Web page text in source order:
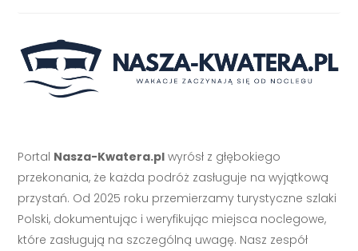
Portal Nasza-Kwatera.pl wyrósł z głębokiego
przekonania, że każda podróż zasługuje na wyjątkową
przystań. Od 2025 roku przemierzamy turystyczne szlaki
Polski, dokumentując i weryfikując miejsca noclegowe,
które zasługują na szczególną uwagę. Nasz zespół